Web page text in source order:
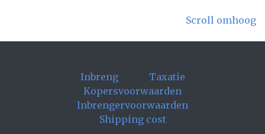
Scroll omhoog
Inbreng
Taxatie
Kopersvoorwaarden
Inbrengervoorwaarden
Shipping cost